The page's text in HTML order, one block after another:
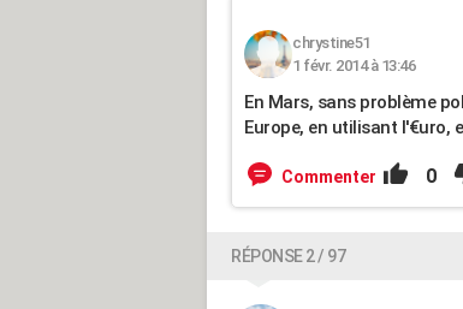
chrystine51
1 févr. 2014 à 13:46
En Mars, sans problème
Europe, en utilisant l'€uro,
Commenter 0
RÉPONSE 2 / 97